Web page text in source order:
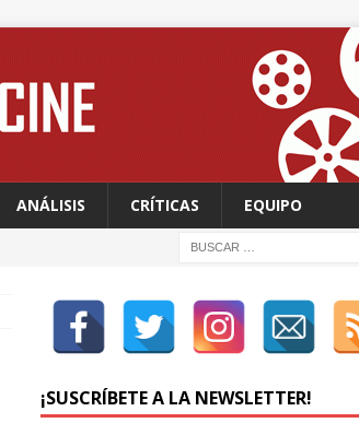
ANÁLISIS CRÍTICAS EQUIPO
¡SUSCRÍBETE A LA NEWSLETTER!